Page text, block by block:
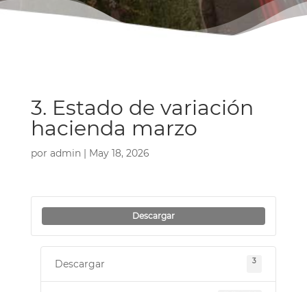
3. Estado de variación
hacienda marzo
por admin| May 18, 2026
Descargar
Descargar 3